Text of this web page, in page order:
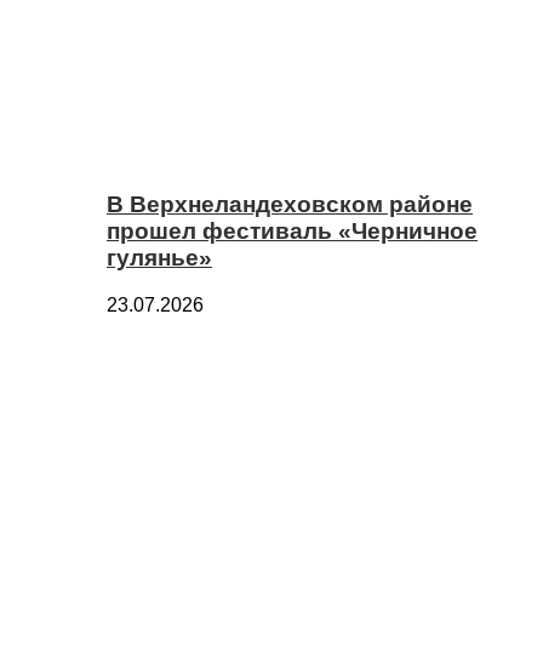
В Верхнеландеховском районе
прошел фестиваль «Черничное
гулянье»
23.07.2026